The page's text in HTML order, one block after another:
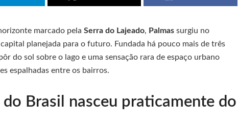
marcado pela Serra do Lajeado, Palmas surgiu no
planejada para o futuro. Fundada há pouco mais de três
do sol sobre o lago e uma sensação rara de espaço urbano
espalhadas entre os bairros.
Brasil nasceu praticamente do